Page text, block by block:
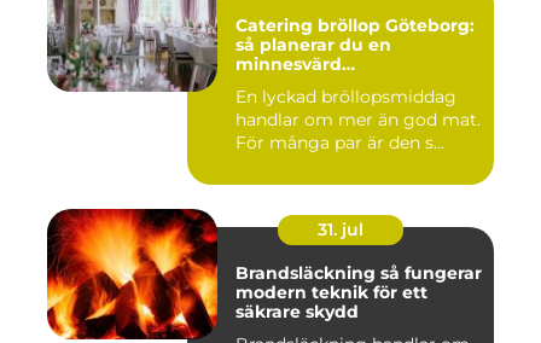
Catering bröllop Göteborg:
så planerar du en
minnesvärd
En lyckad bröllopsmiddag
handlar om mer än god mat.
För många par är den s...
31. jul
Brandsläckning så fungerar
modern teknik för ett
säkrare skydd